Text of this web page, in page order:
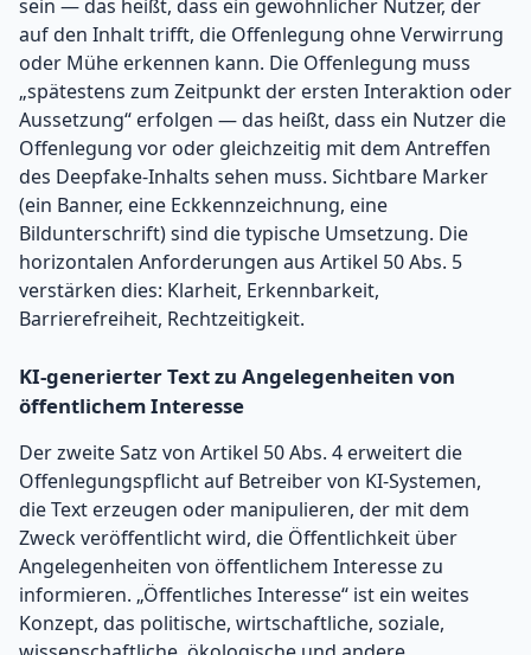
sein — das heißt, dass ein gewöhnlicher Nutzer, der
auf den Inhalt trifft, die Offenlegung ohne Verwirrung
oder Mühe erkennen kann. Die Offenlegung muss
„spätestens zum Zeitpunkt der ersten Interaktion oder
Aussetzung“ erfolgen — das heißt, dass ein Nutzer die
Offenlegung vor oder gleichzeitig mit dem Antreffen
des Deepfake-Inhalts sehen muss. Sichtbare Marker
(ein Banner, eine Eckkennzeichnung, eine
Bildunterschrift) sind die typische Umsetzung. Die
horizontalen Anforderungen aus Artikel 50 Abs. 5
verstärken dies: Klarheit, Erkennbarkeit,
Barrierefreiheit, Rechtzeitigkeit.
KI-generierter Text zu Angelegenheiten von
öffentlichem Interesse
Der zweite Satz von Artikel 50 Abs. 4 erweitert die
Offenlegungspflicht auf Betreiber von KI-Systemen,
die Text erzeugen oder manipulieren, der mit dem
Zweck veröffentlicht wird, die Öffentlichkeit über
Angelegenheiten von öffentlichem Interesse zu
informieren. „Öffentliches Interesse“ ist ein weites
Konzept, das politische, wirtschaftliche, soziale,